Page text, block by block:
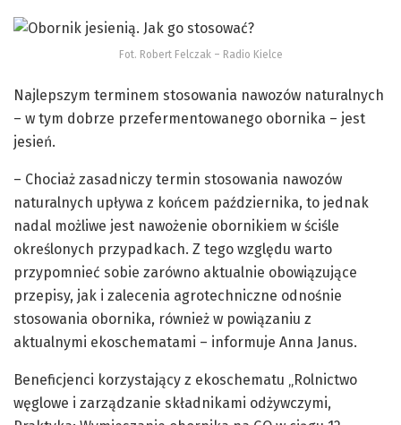
Fot. Robert Felczak – Radio Kielce
Najlepszym terminem stosowania nawozów naturalnych
– w tym dobrze przefermentowanego obornika – jest
jesień.
– Chociaż zasadniczy termin stosowania nawozów
naturalnych upływa z końcem października, to jednak
nadal możliwe jest nawożenie obornikiem w ściśle
określonych przypadkach. Z tego względu warto
przypomnieć sobie zarówno aktualnie obowiązujące
przepisy, jak i zalecenia agrotechniczne odnośnie
stosowania obornika, również w powiązaniu z
aktualnymi ekoschematami – informuje Anna Janus.
Beneficjenci korzystający z ekoschematu „Rolnictwo
węglowe i zarządzanie składnikami odżywczymi,